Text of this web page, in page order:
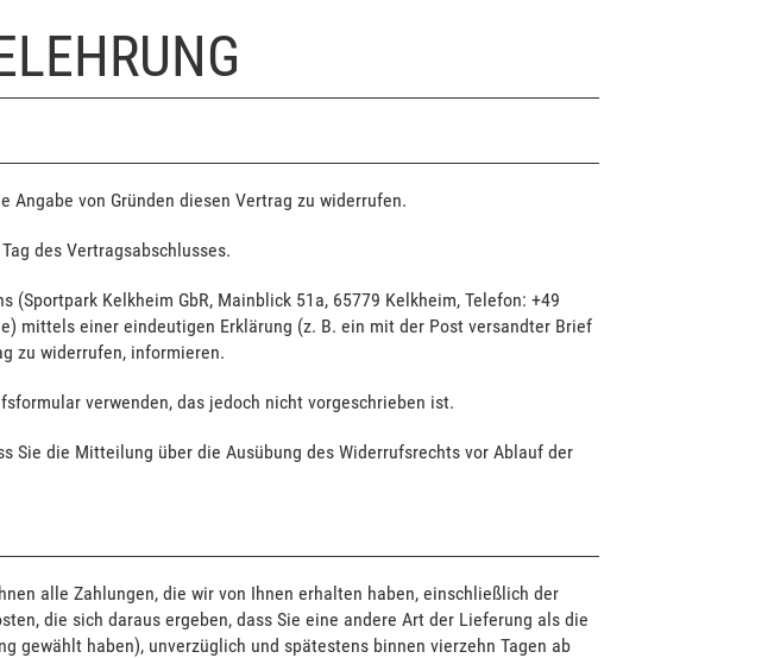
Angabe von Gründen diesen Vertrag zu widerrufen.
des Vertragsabschlusses.
(Sportpark Kelkheim GbR, Mainblick 51a, 65779 Kelkheim, Telefon: +49
mittels einer eindeutigen Erklärung (z. B. ein mit der Post versandter Brief
zu widerrufen, informieren.
verwenden, das jedoch nicht vorgeschrieben ist.
Sie die Mitteilung über die Ausübung des Widerrufsrechts vor Ablauf der
alle Zahlungen, die wir von Ihnen erhalten haben, einschließlich der
die sich daraus ergeben, dass Sie eine andere Art der Lieferung als die
gewählt haben), unverzüglich und spätestens binnen vierzehn Tagen ab